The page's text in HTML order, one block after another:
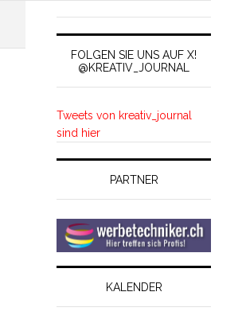
FOLGEN SIE UNS AUF X!
@KREATIV_JOURNAL
Tweets von kreativ_journal
sind hier
PARTNER
KALENDER